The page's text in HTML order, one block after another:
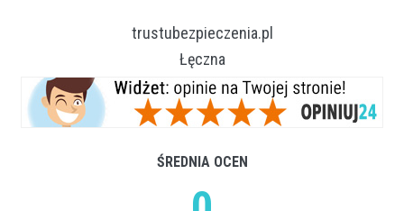
trustubezpieczenia.pl
Łęczna
ŚREDNIA OCEN